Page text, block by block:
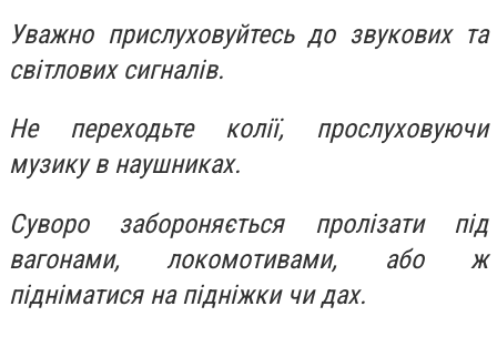
Уважно прислуховуйтесь до звукових та
світлових сигналів.
Не переходьте колії, прослуховуючи
музику в наушниках.
Суворо забороняється пролізати під
вагонами, локомотивами, або ж
підніматися на підніжки чи дах.